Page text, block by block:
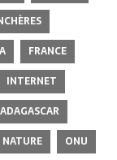
FRANCE
INTERNET
NATURE ONU